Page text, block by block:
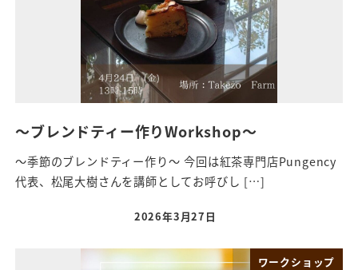
～ブレンドティー作りWorkshop～
～季節のブレンドティー作り～ 今回は紅茶専門店Pungency
代表、松尾大樹さんを講師としてお呼びし […]
2026年3月27日
ワークショップ